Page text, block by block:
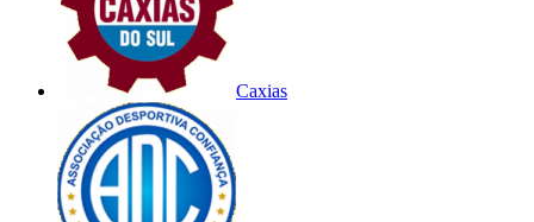
Caxias